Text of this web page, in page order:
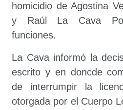
homicidio de Agostina
y Raúl La Cava
funciones.
La Cava informó la
escrito y en doncde
de interrumpir la
otorgada por el Cuerpo